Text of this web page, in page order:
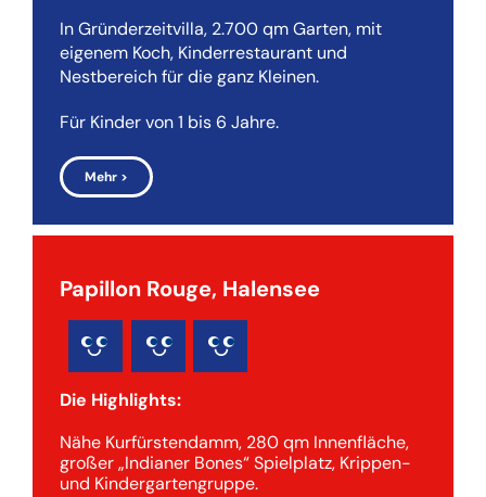
In Gründerzeitvilla, 2.700 qm Garten, mit
eigenem Koch, Kinderrestaurant und
Nestbereich für die ganz Kleinen.
Für Kinder von 1 bis 6 Jahre.
Mehr >
Papillon Rouge, Halensee
Die Highlights:
Nähe Kurfürstendamm, 280 qm Innenfläche,
großer „Indianer Bones“ Spielplatz, Krippen-
und Kindergartengruppe.